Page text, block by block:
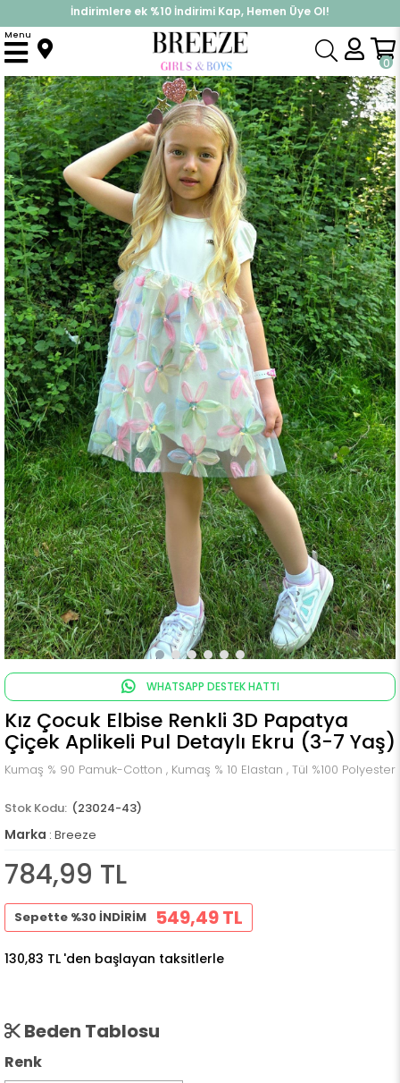
%30 Sepette Yaz İndirimi, Hemen Al!
İndirimlere ek %10 İndirimi Kap, Hemen Üye Ol!
0
Menu
Anasayfa Elbise Modelleri Yazlık Elbise Kız Çocuk Elbise Renkli 3D Papatya Çiçek Aplikeli Pul Detaylı Ekru (3-7 Yaş)
WHATSAPP DESTEK HATTI
Kız Çocuk Elbise Renkli 3D Papatya
Çiçek Aplikeli Pul Detaylı Ekru (3-7 Yaş)
Kumaş % 90 Pamuk-Cotton , Kumaş % 10 Elastan , Tül %100 Polyester
(23024-43)
Marka : Breeze
784,99 TL
Sepette %30 İNDİRİM 549,49 TL
130,83 TL 'den başlayan taksitlerle
Beden Tablosu
Renk